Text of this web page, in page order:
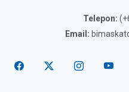
Telepon:
Email: